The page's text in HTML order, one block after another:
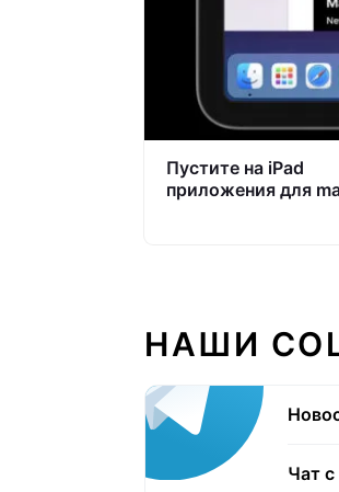
Пустите на iPad
приложения для
НАШИ
Чат